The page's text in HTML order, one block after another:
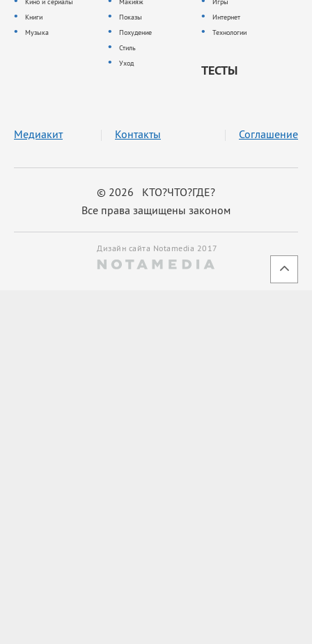
Книги
Музыка
Показы
Похудение
Стиль
Уход
Интернет
Технологии
ТЕСТЫ
© 2026 КТО?ЧТО?ГДЕ?
Все права защищены законом
Медиакит Контакты Соглашение
Дизайн сайта Notamedia 2017